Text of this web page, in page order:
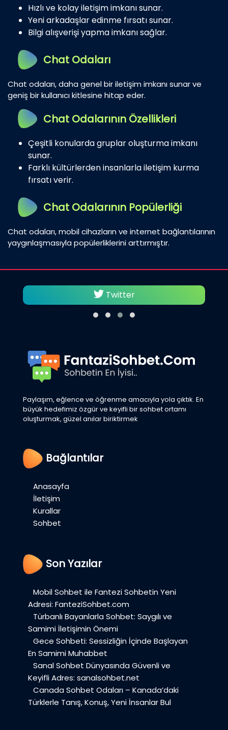
Hızlı ve kolay iletişim imkanı sunar.
Yeni arkadaşlar edinme fırsatı sunar.
Bilgi alışverişi yapma imkanı sağlar.
Chat Odaları
Chat odaları, daha genel bir iletişim imkanı sunar ve
geniş bir kullanıcı kitlesine hitap eder.
Chat Odalarının Özellikleri
Çeşitli konularda gruplar oluşturma imkanı
sunar.
Farklı kültürlerden insanlarla iletişim kurma
fırsatı verir.
Chat Odalarının Popülerliği
Chat odaları, mobil cihazların ve internet bağlantılarının
yaygınlaşmasıyla popülerliklerini arttırmıştır.
Twitter
Paylaşım, eğlence ve öğrenme amacıyla yola çıktık. En
büyük hedefimiz özgür ve keyifli bir sohbet ortamı
oluşturmak, güzel anılar biriktirmek
Bağlantılar
Anasayfa
İletişim
Kurallar
Sohbet
Son Yazılar
Mobil Sohbet ile Fantezi Sohbetin Yeni
Adresi: FanteziSohbet.com
Türbanlı Bayanlarla Sohbet: Saygılı ve
Samimi İletişimin Önemi
Gece Sohbeti: Sessizliğin İçinde Başlayan
En Samimi Muhabbet
Sanal Sohbet Dünyasında Güvenli ve
Keyifli Adres: sanalsohbet.net
Canada Sohbet Odaları – Kanada’daki
Türklerle Tanış, Konuş, Yeni İnsanlar Bul